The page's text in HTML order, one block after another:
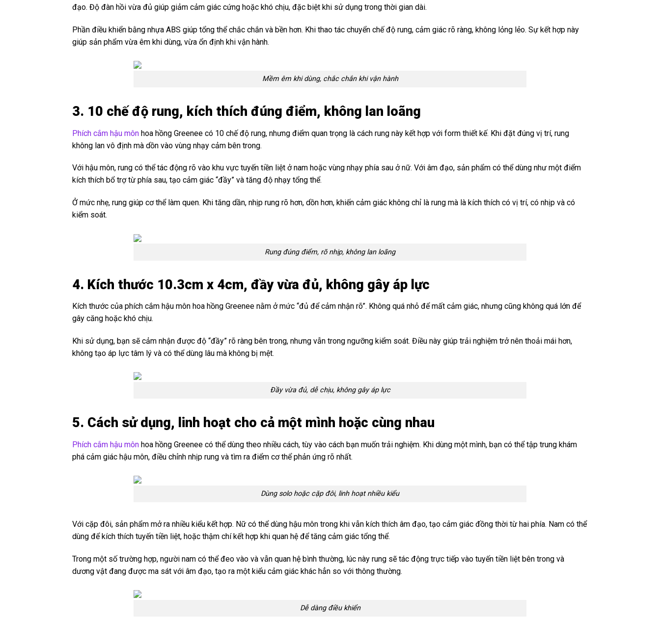
đạo. Độ đàn hồi vừa đủ giúp giảm cảm giác cứng hoặc khó chịu, đặc biệt khi sử dụng trong thời gian dài.
Phần điều khiển bằng nhựa ABS giúp tổng thể chắc chắn và bền hơn. Khi thao tác chuyển chế độ rung, cảm giác rõ ràng, không lỏng lẻo. Sự kết hợp này
giúp sản phẩm vừa êm khi dùng, vừa ổn định khi vận hành.
Mềm êm khi dùng, chắc chắn khi vận hành
3. 10 chế độ rung, kích thích đúng điểm, không lan loãng
Phích cắm hậu môn hoa hồng Greenee có 10 chế độ rung, nhưng điểm quan trọng là cách rung này kết hợp với form thiết kế. Khi đặt đúng vị trí, rung
không lan vô định mà dồn vào vùng nhạy cảm bên trong.
Với hậu môn, rung có thể tác động rõ vào khu vực tuyến tiền liệt ở nam hoặc vùng nhạy phía sau ở nữ. Với âm đạo, sản phẩm có thể dùng như một điểm
kích thích bổ trợ từ phía sau, tạo cảm giác “đầy” và tăng độ nhạy tổng thể.
Ở mức nhẹ, rung giúp cơ thể làm quen. Khi tăng dần, nhịp rung rõ hơn, dồn hơn, khiến cảm giác không chỉ là rung mà là kích thích có vị trí, có nhịp và có
kiểm soát.
Rung đúng điểm, rõ nhịp, không lan loãng
4. Kích thước 10.3cm x 4cm, đầy vừa đủ, không gây áp lực
Kích thước của phích cắm hậu môn hoa hồng Greenee nằm ở mức “đủ để cảm nhận rõ”. Không quá nhỏ để mất cảm giác, nhưng cũng không quá lớn để
gây căng hoặc khó chịu.
Khi sử dụng, bạn sẽ cảm nhận được độ “đầy” rõ ràng bên trong, nhưng vẫn trong ngưỡng kiểm soát. Điều này giúp trải nghiệm trở nên thoải mái hơn,
không tạo áp lực tâm lý và có thể dùng lâu mà không bị mệt.
Đầy vừa đủ, dễ chịu, không gây áp lực
5. Cách sử dụng, linh hoạt cho cả một mình hoặc cùng nhau
Phích cắm hậu môn hoa hồng Greenee có thể dùng theo nhiều cách, tùy vào cách bạn muốn trải nghiệm. Khi dùng một mình, bạn có thể tập trung khám
phá cảm giác hậu môn, điều chỉnh nhịp rung và tìm ra điểm cơ thể phản ứng rõ nhất.
Dùng solo hoặc cặp đôi, linh hoạt nhiều kiểu
Với cặp đôi, sản phẩm mở ra nhiều kiểu kết hợp. Nữ có thể dùng hậu môn trong khi vẫn kích thích âm đạo, tạo cảm giác đồng thời từ hai phía. Nam có thể
dùng để kích thích tuyến tiền liệt, hoặc thậm chí kết hợp khi quan hệ để tăng cảm giác tổng thể.
Trong một số trường hợp, người nam có thể đeo vào và vẫn quan hệ bình thường, lúc này rung sẽ tác động trực tiếp vào tuyến tiền liệt bên trong và
dương vật đang được ma sát với âm đạo, tạo ra một kiểu cảm giác khác hẳn so với thông thường.
Dễ dàng điều khiển